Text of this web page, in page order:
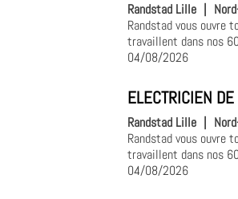
Randstad Lille
Randstad vous ouvre
travaillent dans nos
04/08/2026
ELECTRICIEN
Randstad Lille |
Randstad vous ouvre
travaillent dans nos
04/08/2026